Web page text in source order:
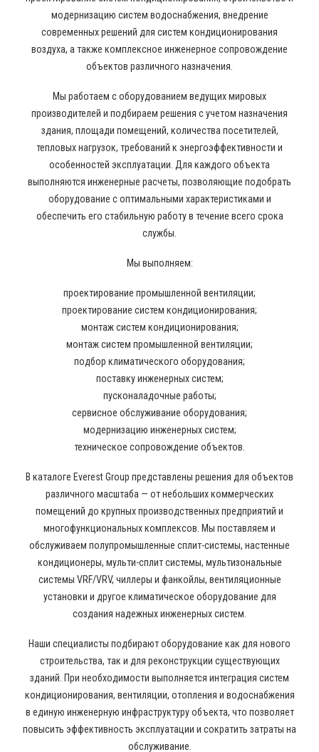
модернизацию систем водоснабжения, внедрение
современных решений для систем кондиционирования
воздуха, а также комплексное инженерное сопровождение
объектов различного назначения.
Мы работаем с оборудованием ведущих мировых
производителей и подбираем решения с учетом назначения
здания, площади помещений, количества посетителей,
тепловых нагрузок, требований к энергоэффективности и
особенностей эксплуатации. Для каждого объекта
выполняются инженерные расчеты, позволяющие подобрать
оборудование с оптимальными характеристиками и
обеспечить его стабильную работу в течение всего срока
службы.
Мы выполняем:
проектирование промышленной вентиляции;
проектирование систем кондиционирования;
монтаж систем кондиционирования;
монтаж систем промышленной вентиляции;
подбор климатического оборудования;
поставку инженерных систем;
пусконаладочные работы;
сервисное обслуживание оборудования;
модернизацию инженерных систем;
техническое сопровождение объектов.
В каталоге Everest Group представлены решения для объектов
различного масштаба — от небольших коммерческих
помещений до крупных производственных предприятий и
многофункциональных комплексов. Мы поставляем и
обслуживаем полупромышленные сплит-системы, настенные
кондиционеры, мульти-сплит системы, мультизональные
системы VRF/VRV, чиллеры и фанкойлы, вентиляционные
установки и другое климатическое оборудование для
создания надежных инженерных систем.
Наши специалисты подбирают оборудование как для нового
строительства, так и для реконструкции существующих
зданий. При необходимости выполняется интеграция систем
кондиционирования, вентиляции, отопления и водоснабжения
в единую инженерную инфраструктуру объекта, что позволяет
повысить эффективность эксплуатации и сократить затраты на
обслуживание.